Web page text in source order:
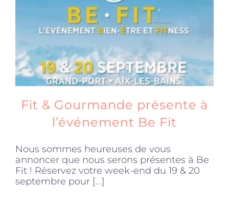
Fit & Gourmande présente à
l’événement Be Fit
Nous sommes heureuses de vous
annoncer que nous serons présentes à Be
Fit ! Réservez votre week-end du 19 & 20
septembre pour [...]